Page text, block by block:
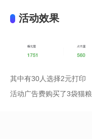
活动效果
其中有30人选择2元打印
活动广告费购买了3袋猫粮